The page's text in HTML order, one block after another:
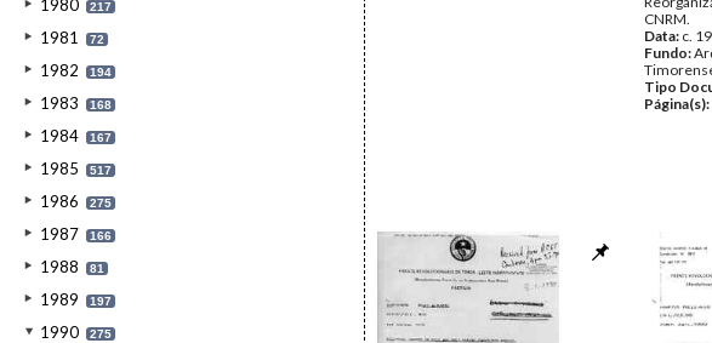
1980 217
1981 72
1982 194
1983 168
1984 167
1985 517
1986 275
1987 166
1988 81
1989 197
1990 275
CNRM.
Data: c.
Fundo:
Tipo
Página(s):